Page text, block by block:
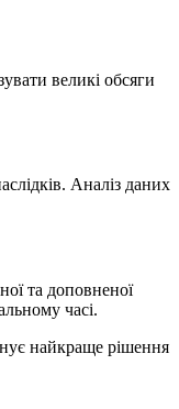
великі обсяги
Аналіз даних
та доповненої
часі.
найкраще рішення